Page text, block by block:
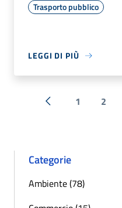
Trasporto pubblico
LEGGI DI PIÙ
« Precedente
1 2
Categorie
Ambiente (78)